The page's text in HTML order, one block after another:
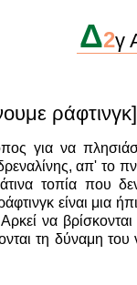
Δ2γ
ράφτινγκ]
για να
απ' το
τοπία που
είναι μια
να
τη δύναμη